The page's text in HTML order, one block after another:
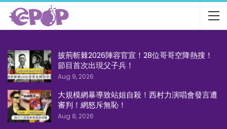
披荊斬棘2026陣容官宣！28位哥哥空降熱搜！
節目首次出現父子兵！
Aug 9, 2026
大規模網暴導致站姐自殺！西村力演唱會發言遭
審判！網怒斥無恥！
Aug 8, 2026